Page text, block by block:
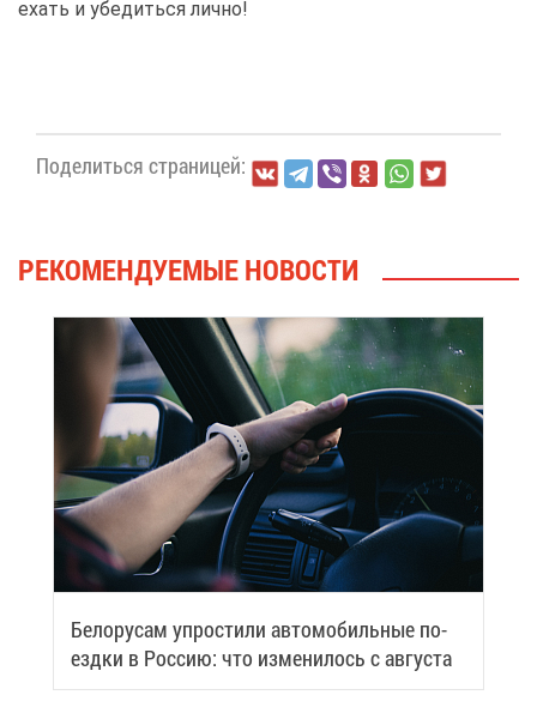
е­хать и убе­дить­ся лич­но!
По­де­лить­ся стра­ни­цей:
РЕ­КО­МЕН­ДУ­Е­МЫЕ НО­ВО­СТИ
Бе­ло­ру­сам упро­сти­ли ав­то­мо­биль­ные по­
езд­ки в Рос­сию: что из­ме­ни­лось с ав­гу­ста